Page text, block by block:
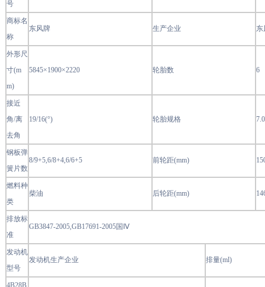
号
商标名
称
东风牌 生产企业 东
外形尺
寸(m
m)
5845×1900×2220 轮胎数 6
接近
角/离
去角
19/16(°) 轮胎规格
钢板弹
簧片数
8/9+5,6/8+4,6/6+5 前轮距(mm)
燃料种
类
柴油 后轮距(mm)
排放标
准
GB3847-2005,GB17691-2005国Ⅳ
发动机
型号
发动机生产企业 排量(ml)
4B28B